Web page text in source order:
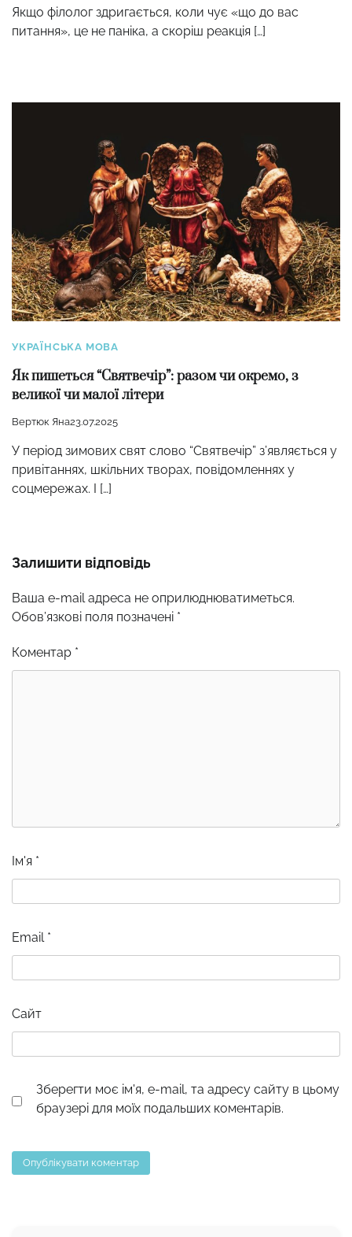
Якщо філолог здригається, коли чує «що до вас
питання», це не паніка, а скоріш реакція […]
УКРАЇНСЬКА МОВА
Як пишеться “Святвечір”: разом чи окремо, з
великої чи малої літери
Вертюк Яна23.07.2025
У період зимових свят слово “Святвечір” з’являється у
привітаннях, шкільних творах, повідомленнях у
соцмережах. І […]
Залишити відповідь
Ваша e-mail адреса не оприлюднюватиметься.
Обов’язкові поля позначені *
Коментар *
Ім'я *
Email *
Сайт
Зберегти моє ім'я, e-mail, та адресу сайту в цьому
браузері для моїх подальших коментарів.